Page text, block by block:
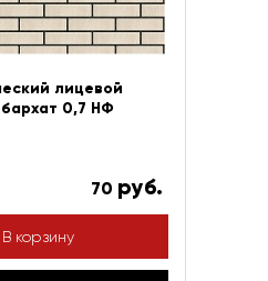
лицевой
0,7 НФ
70 руб.
В корзину